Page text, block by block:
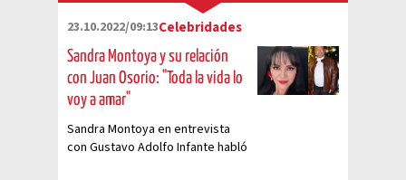
23.10.2022/09:13Celebridades
Sandra Montoya y su relación
con Juan Osorio: "Toda la vida lo
voy a amar"
Sandra Montoya en entrevista
con Gustavo Adolfo Infante habló